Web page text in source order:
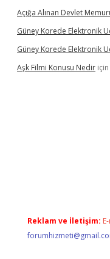
Açığa Alınan Devlet
Güney Korede Elektronik
Güney Korede Elektronik
Aşk Filmi Konusu Nedir için
Reklam ve İletişim: